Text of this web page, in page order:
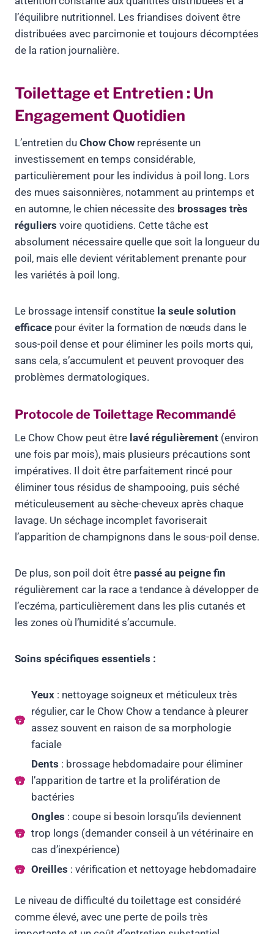
l’équilibre nutritionnel. Les friandises doivent être
distribuées avec parcimonie et toujours décomptées
de la ration journalière.
Toilettage et Entretien : Un
Engagement Quotidien
L’entretien du Chow Chow représente un
investissement en temps considérable,
particulièrement pour les individus à poil long. Lors
des mues saisonnières, notamment au printemps et
en automne, le chien nécessite des brossages très
réguliers voire quotidiens. Cette tâche est
absolument nécessaire quelle que soit la longueur du
poil, mais elle devient véritablement prenante pour
les variétés à poil long.
Le brossage intensif constitue la seule solution
efficace pour éviter la formation de nœuds dans le
sous-poil dense et pour éliminer les poils morts qui,
sans cela, s’accumulent et peuvent provoquer des
problèmes dermatologiques.
Protocole de Toilettage Recommandé
Le Chow Chow peut être lavé régulièrement (environ
une fois par mois), mais plusieurs précautions sont
impératives. Il doit être parfaitement rincé pour
éliminer tous résidus de shampooing, puis séché
méticuleusement au sèche-cheveux après chaque
lavage. Un séchage incomplet favoriserait
l’apparition de champignons dans le sous-poil dense.
De plus, son poil doit être passé au peigne fin
régulièrement car la race a tendance à développer de
l’eczéma, particulièrement dans les plis cutanés et
les zones où l’humidité s’accumule.
Soins spécifiques essentiels :
Yeux : nettoyage soigneux et méticuleux très
régulier, car le Chow Chow a tendance à pleurer
assez souvent en raison de sa morphologie
faciale
Dents : brossage hebdomadaire pour éliminer
l’apparition de tartre et la prolifération de
bactéries
Ongles : coupe si besoin lorsqu’ils deviennent
trop longs (demander conseil à un vétérinaire en
cas d’inexpérience)
Oreilles : vérification et nettoyage hebdomadaire
Le niveau de difficulté du toilettage est considéré
comme élevé, avec une perte de poils très